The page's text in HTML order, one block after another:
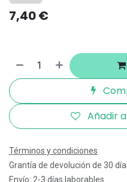
7,40€
Añadir
Términos y condiciones
Grantía de devolución de 30
Envío: 2-3 días laborables